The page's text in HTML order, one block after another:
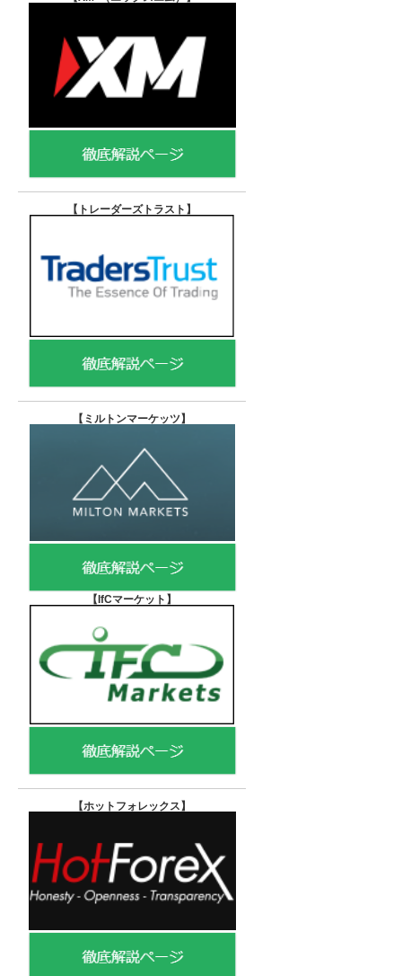
【トレーダーズトラスト 】
【 ミルトンマーケッツ】
【IfCマーケット 】
【ホットフォレックス 】